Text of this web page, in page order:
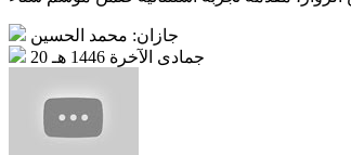
جازان: محمد الحسين
20 جمادى الآخرة 1446 هـ